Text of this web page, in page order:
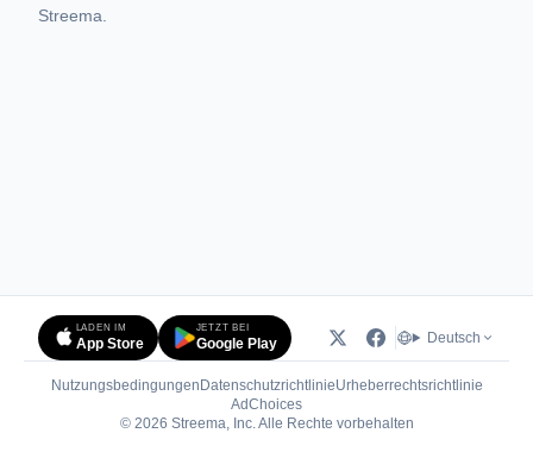
Streema.
LADEN IM
App Store
JETZT BEI
Google Play Deutsch
Nutzungsbedingungen DatenschutzrichtlinieUrheberrechtsrichtlinie
AdChoices(öffnet in neuem Tab)
© 2026 Streema, Inc. Alle Rechte vorbehalten